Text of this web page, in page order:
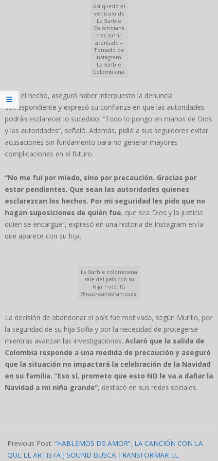
Así quedó el
vehículo de
La Barbie
Colombiana
tras sufrir
atentado –
Tomado de
Instagram:
La Barbie
Colombiana.
Tras el hecho, aseguró haber interpuesto la denuncia
correspondiente y expresó su confianza en que las autoridades
podrán esclarecer lo sucedido. “Todo lo pongo en manos de Dios
y las autoridades”, señaló. Además, pidió a sus seguidores evitar
acusaciones sin fundamento para no generar mayores
complicaciones en el futuro.
“No me fui por miedo, sino por precaución. Gracias por
estar pendientes. Que sean las autoridades quienes
esclarezcan los hechos. Por mi seguridad les pido que no
hagan suposiciones de quién fue, que sea Dios y la justicia
quien se encargue”, expresó en una historia de Instagram en la
que aparece con su hija.
La Barbie colombiana
sale del país con su
hija. Foto: IG
@rastreandofamosos.
La decisión de abandonar el país fue motivada, según Murillo, por
la seguridad de su hija Sofía y por la necesidad de protegerse
mientras avanzan las investigaciones. Aclaró que la salida de
Colombia responde a una medida de precaución y aseguró
que la situación no impactará la celebración de la Navidad
en su familia. “Eso sí, prometo que esto NO le va a dañar la
Navidad a mi niña grande”, destacó en sus redes sociales.
12-
05
Previous Post: “HABLEMOS DE AMOR”, LA CANCIÓN CON LA
QUE EL ARTISTA J SOUND BUSCA TRANSFORMAR EL